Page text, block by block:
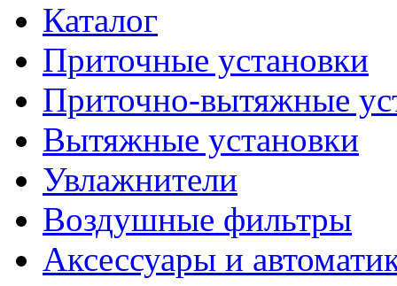
Каталог
Приточные установки
Приточно-вытяжные
Вытяжные установки
Увлажнители
Воздушные фильтры
Аксессуары и